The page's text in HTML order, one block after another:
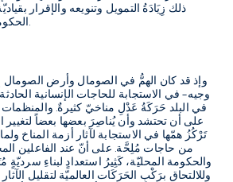
ذلك زِيَادَةُ التمويل وتنويعه والإقرار
.
وإذ قد كان الهمُّ في الصومال وأرض الصومال
وجيه–في الاستجابة للحاجات الإنسانية
في البلد حَرَكَةُ عَدْلِ مناخيّ كثيرةٌ. والمنظمات
على أن تحتشد وأن يُناصِرَ بعضها بعضاً لتغيير
تَرْكُزُ همّها في الاستجابة لآثار أزمة المناخ
من حاجات مُلِحَّة. على أنّ عند الفاعلين
والحكومة المحليّة، كَثِيرُ استعدادٍ لبناءِ
وللالتحاق برَكْبِ الحَرَكَات العالميّة لتقليل